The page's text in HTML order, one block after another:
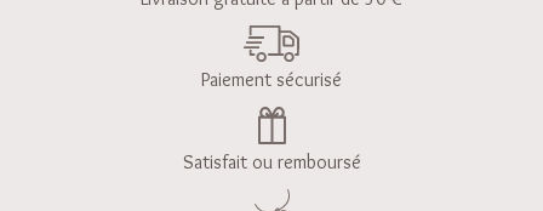
Paiement sécurisé
Satisfait ou remboursé